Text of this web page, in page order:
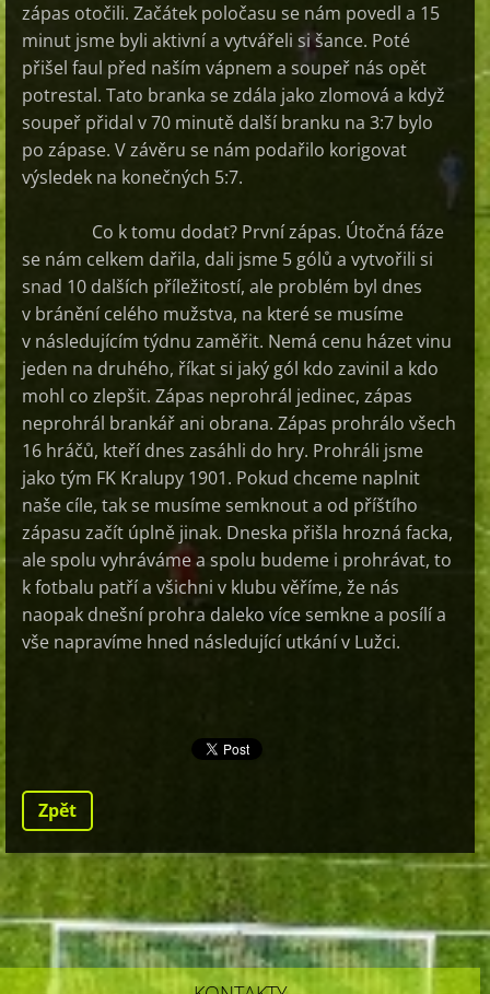
zápas otočili. Začátek poločasu se nám povedl a 15
minut jsme byli aktivní a vytvářeli si šance. Poté
přišel faul před naším vápnem a soupeř nás opět
potrestal. Tato branka se zdála jako zlomová a když
soupeř přidal v 70 minutě další branku na 3:7 bylo
po zápase. V závěru se nám podařilo korigovat
výsledek na konečných 5:7.
Co k tomu dodat? První zápas. Útočná fáze
se nám celkem dařila, dali jsme 5 gólů a vytvořili si
snad 10 dalších příležitostí, ale problém byl dnes
v bránění celého mužstva, na které se musíme
v následujícím týdnu zaměřit. Nemá cenu házet vinu
jeden na druhého, říkat si jaký gól kdo zavinil a kdo
mohl co zlepšit. Zápas neprohrál jedinec, zápas
neprohrál brankář ani obrana. Zápas prohrálo všech
16 hráčů, kteří dnes zasáhli do hry. Prohráli jsme
jako tým FK Kralupy 1901. Pokud chceme naplnit
naše cíle, tak se musíme semknout a od příštího
zápasu začít úplně jinak. Dneska přišla hrozná facka,
ale spolu vyhráváme a spolu budeme i prohrávat, to
k fotbalu patří a všichni v klubu věříme, že nás
naopak dnešní prohra daleko více semkne a posílí a
vše napravíme hned následující utkání v Lužci.
Zpět